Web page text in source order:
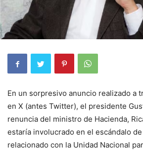
En un sorpresivo anuncio realizado a
en X (antes Twitter), el presidente
renuncia del ministro de Hacienda,
estaría involucrado en el escándalo
relacionado con la Unidad Nacional